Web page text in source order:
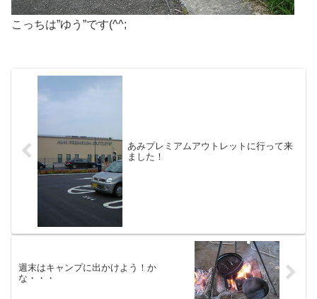
こっちは”ゆう”です(^^;
あみプレミアムアウトレットに行って来
ました！
週末はキャンプに出かけよう！か
な・・・